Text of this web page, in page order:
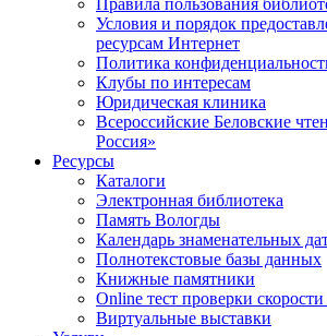
Правила пользования
Условия и порядок
ресурсам Интернет
Политика
Клубы по интересам
Юридическая клиника
Всероссийские Беловские
Россия»
Ресурсы
Каталоги
Электронная библиотека
Память Вологды
Календарь знаменательных
Полнотекстовые базы данных
Книжные памятники
Online тест проверки
Виртуальные выставки